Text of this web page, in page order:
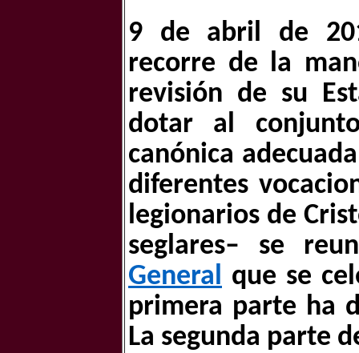
9 de abril de
recorre de la
revisión de su
dotar al
canónica
diferentes
legionarios de
seglares– se
General que se
primera parte ha
La segunda parte